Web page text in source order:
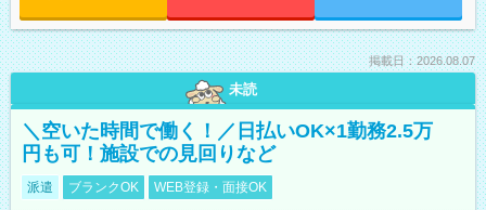
掲載日：2026.08.07
未読
＼空いた時間で働く！／日払いOK×1勤務2.5万
円も可！施設での見回りなど
派遣 ブランクOK WEB登録・面接OK